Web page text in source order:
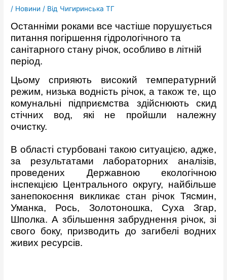
/ Новини / Від Чигиринська ТГ
Останніми роками все частіше порушується
питання погіршення гідрологічного та
санітарного стану річок, особливо в літній
період.
Цьому сприяють високий температурний
режим, низька водність річок, а також те, що
комунальні підприємства здійснюють скид
стічних вод, які не пройшли належну
очистку.
В області стурбовані такою ситуацією, адже,
за результатами лабораторних аналізів,
проведених Державною екологічною
інспекцією Центрального округу, найбільше
занепокоєння викликає стан річок Тясмин,
Уманка, Рось, Золотоношка, Суха Згар,
Шполка. А збільшення забруднення річок, зі
свого боку, призводить до загибелі водних
живих ресурсів.